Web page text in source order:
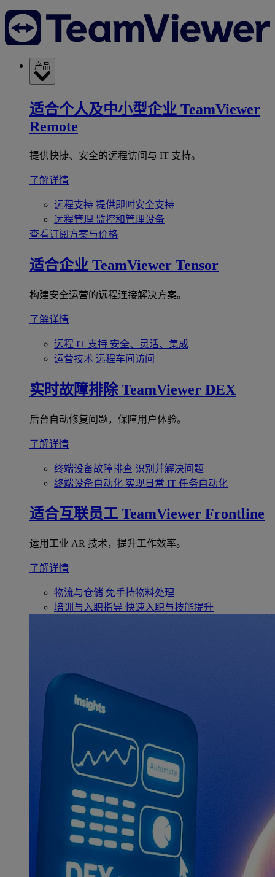
产品
适合个人及中小型企业 TeamViewer
Remote
提供快捷、安全的远程访问与 IT 支持。
了解详情
远程支持 提供即时安全支持
远程管理 监控和管理设备
查看订阅方案与价格
适合企业 TeamViewer Tensor
构建安全运营的远程连接解决方案。
了解详情
远程 IT 支持 安全、灵活、集成
运营技术 远程车间访问
实时故障排除 TeamViewer DEX
后台自动修复问题，保障用户体验。
了解详情
终端设备故障排查 识别并解决问题
终端设备自动化 实现日常 IT 任务自动化
适合互联员工 TeamViewer Frontline
运用工业 AR 技术，提升工作效率。
了解详情
物流与仓储 免手持物料处理
培训与入职指导 快速入职与技能提升